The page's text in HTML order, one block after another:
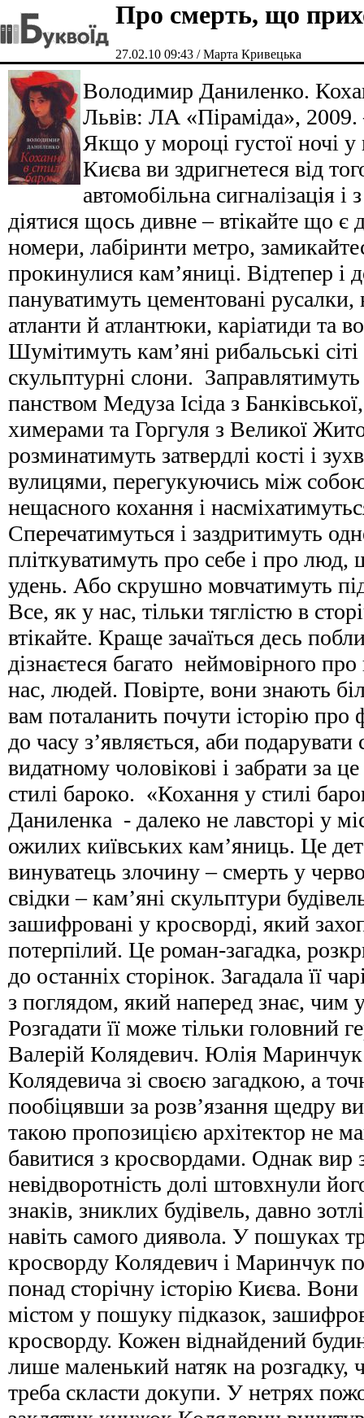
Про смерть, що
27.02.10 09:43 / Марта Кривецька
Володимир Даниленко.
Львів: ЛА «Піраміда», 2009.
Якщо у мороці густої ночі у
Києва ви здригнетеся від
автомобільна сигналізація
діятися щось дивне – втікайте що є
номери, лабіринти метро,
прокинулися кам’яниці. Відтепер і
пануватимуть цементовані русалки,
атланти й атлантюки, каріатиди та
Шумітимуть кам’яні рибальські
скульптурні слони.
панством Медуза Ісіда з
химерами та Горгуля з Великої
розминатимуть затвердлі кості і
вулицями, перегукуючись між
нещасного кохання і
Сперечатимуться і заздритимуть
пліткуватимуть про себе і про
удень. Або скрушно мовчатимуть
Все, як у нас, тільки тяглістю в
втікайте. Краще зачаїться десь
дізнаєтеся багато неймовірного
нас, людей. Повірте, вони знають
вам поталанить почути історію про
до часу з’являється, аби
видатному чоловікові і забрати за
стилі бароко. «Кохання у стилі
Даниленка - далеко не лавсторі у
ожилих київських кам’яниць. Це
винуватець злочину – смерть у
свідки – кам’яні скульптури
зашифровані у кросворді, який
потерпілий. Це роман-загадка,
до останніх сторінок. Загадала її
з поглядом, який наперед знає, чим
Розгадати її може тільки головний
Валерій Колядевич. Юлія
Колядевича зі своєю загадкою, а
пообіцявши за розв’язання щедру
такою пропозицією архітектор не
бавитися з кросвордами. Однак вир
невідворотність долі штовхнули
знаків, зниклих будівель, давно
навіть самого диявола. У пошуках
кросворду Колядевич і Маринчук
понад сторічну історію Києва.
містом у пошуку підказок,
кросворду. Кожен віднайдений
лише маленький натяк на розгадку,
треба скласти докупи. У нетрях